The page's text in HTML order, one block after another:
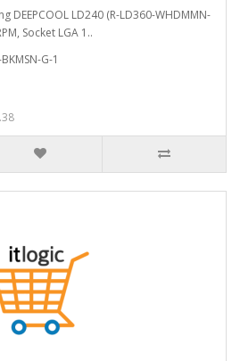
DEEPCOOL LD240 (R-LD360-WHDMMN-
Socket LGA 1..
G-1